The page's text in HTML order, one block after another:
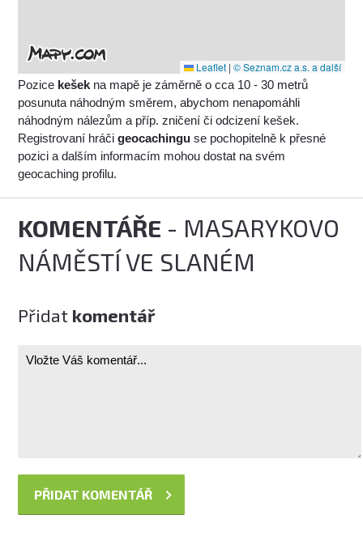
Leaflet | © Seznam.cz a.s. a další
Pozice kešek na mapě je záměrně o cca 10 - 30 metrů
posunuta náhodným směrem, abychom nenapomáhli
náhodným nálezům a příp. zničení či odcizení kešek.
Registrovaní hráčigeocachingu se pochopitelně k přesné
pozici a dalším informacím mohou dostat na svém
geocaching profilu.
KOMENTÁŘE - MASARYKOVO
NÁMĚSTÍ VE SLANÉM
Přidat komentář